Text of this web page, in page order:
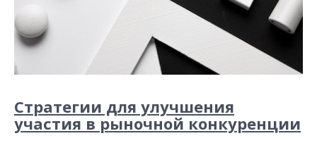
Стратегии для улучшения
участия в рыночной конкуренции